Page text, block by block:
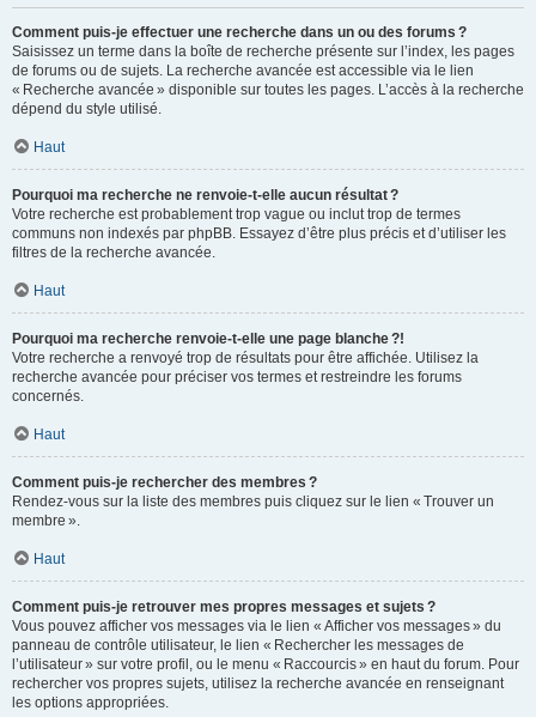
Comment puis-je effectuer une recherche dans un ou des forums ?
Saisissez un terme dans la boîte de recherche présente sur l’index, les pages
de forums ou de sujets. La recherche avancée est accessible via le lien
« Recherche avancée » disponible sur toutes les pages. L’accès à la recherche
dépend du style utilisé.
Haut
Pourquoi ma recherche ne renvoie-t-elle aucun résultat ?
Votre recherche est probablement trop vague ou inclut trop de termes
communs non indexés par phpBB. Essayez d’être plus précis et d’utiliser les
filtres de la recherche avancée.
Haut
Pourquoi ma recherche renvoie-t-elle une page blanche ?!
Votre recherche a renvoyé trop de résultats pour être affichée. Utilisez la
recherche avancée pour préciser vos termes et restreindre les forums
concernés.
Haut
Comment puis-je rechercher des membres ?
Rendez-vous sur la liste des membres puis cliquez sur le lien « Trouver un
membre ».
Haut
Comment puis-je retrouver mes propres messages et sujets ?
Vous pouvez afficher vos messages via le lien « Afficher vos messages » du
panneau de contrôle utilisateur, le lien « Rechercher les messages de
l’utilisateur » sur votre profil, ou le menu « Raccourcis » en haut du forum. Pour
rechercher vos propres sujets, utilisez la recherche avancée en renseignant
les options appropriées.